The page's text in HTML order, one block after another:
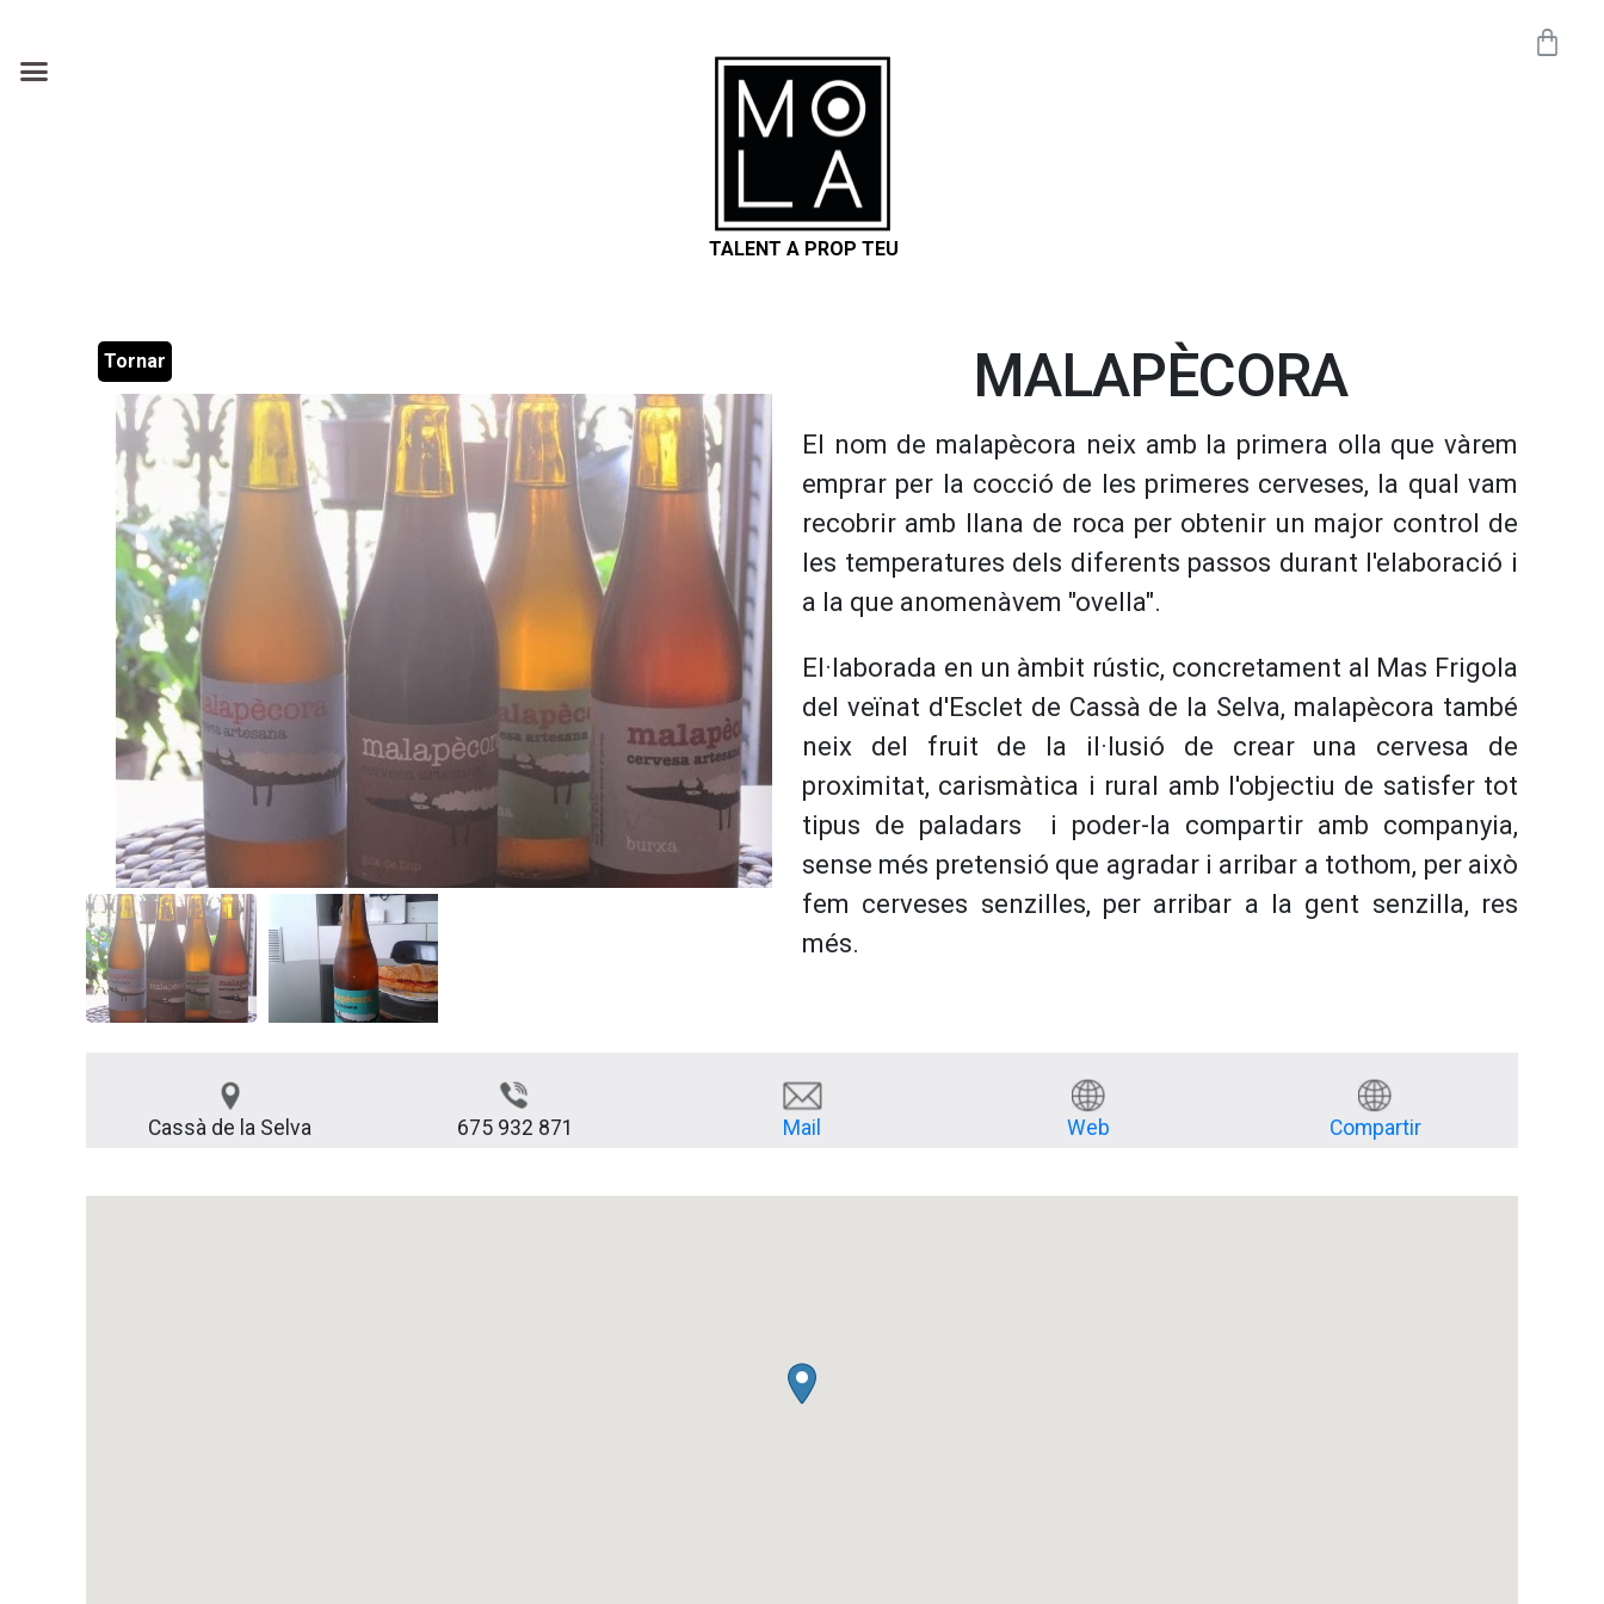
TALENT A PROP TEU
Tornar MALAPÈCORA
El nom de malapècora neix amb la primera olla que vàrem
emprar per la cocció de les primeres cerveses, la qual vam
recobrir amb llana de roca per obtenir un major control de
les temperatures dels diferents passos durant l'elaboració i
a la que anomenàvem "ovella".
El·laborada en un àmbit rústic, concretament al Mas Frigola
del veïnat d'Esclet de Cassà de la Selva, malapècora també
neix del fruit de la il·lusió de crear una cervesa de
proximitat, carismàtica i rural amb l'objectiu de satisfer tot
tipus de paladars i poder-la compartir amb companyia,
sense més pretensió que agradar i arribar a tothom, per això
fem cerveses senzilles, per arribar a la gent senzilla, res
més.
Cassà de la Selva 675 932 871 Mail Web Compartir